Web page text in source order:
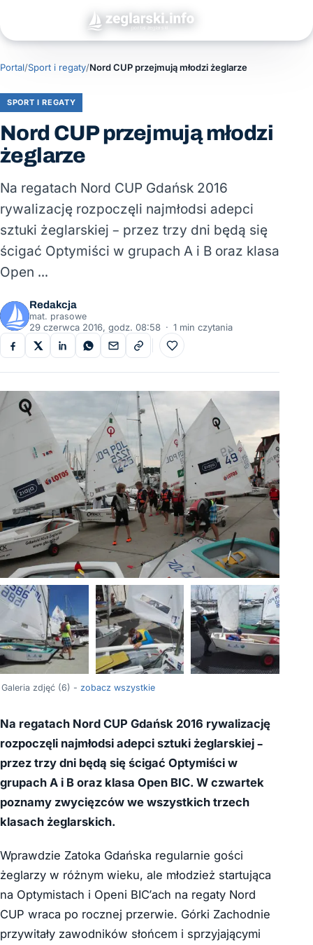
Portal/Sport i regaty/Nord CUP przejmują młodzi żeglarze
SPORT I REGATY
Nord CUP przejmują młodzi
żeglarze
Na regatach Nord CUP Gdańsk 2016
rywalizację rozpoczęli najmłodsi adepci
sztuki żeglarskiej – przez trzy dni będą się
ścigać Optymiści w grupach A i B oraz klasa
Open …
Redakcja
mat. prasowe
29 czerwca 2016, godz. 08:58 · 1 min czytania
Do ulubionych
Galeria zdjęć (6) - zobacz wszystkie
Na regatach Nord CUP Gdańsk 2016 rywalizację
rozpoczęli najmłodsi adepci sztuki żeglarskiej –
przez trzy dni będą się ścigać Optymiści w
grupach A i B oraz klasa Open BIC. W czwartek
poznamy zwycięzców we wszystkich trzech
klasach żeglarskich.
Wprawdzie Zatoka Gdańska regularnie gości
żeglarzy w różnym wieku, ale młodzież startująca
na Optymistach i Openi BIC’ach na regaty Nord
CUP wraca po rocznej przerwie. Górki Zachodnie
przywitały zawodników słońcem i sprzyjającymi